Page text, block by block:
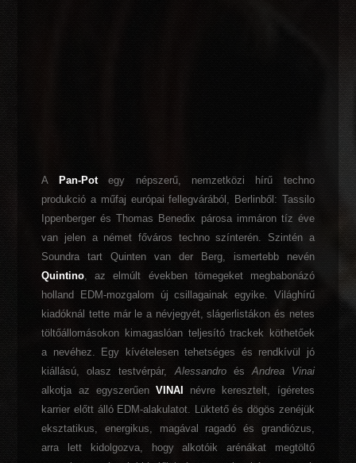
A Pan-Potegy népszerű, nemzetközi hírű techno
produkció a műfaj európai fellegvárából, Berlinből: Tassilo
Ippenberger és Thomas Benedix párosa immáron tíz éve
van jelen a német főváros techno színterén. Szintén a
Soundra tart Quinten van der Berg, ismertebb nevén
Quintino, az elmúlt években tömegeket megbabonázó
holland EDM-mozgalom új csillagainak egyike. Világhírű
kiadóknál tette már le a névjegyét, slágerlistákon és netes
töltőállomásokon kimagaslóan teljesító trackek köthetőek
a nevéhez. Egy kívételesen tehetséges és rendkívül jó
kiállású, olasz testvérpár,Alessandro és Andrea Vinai
alkotja az egyszerűen VINAI
névre keresztelt, ígéretes
karrier előtt álló EDM-alakulatot. Lüktető és dögös zenéjük
eksztatikus, energikus, magával ragadó és grandiózus,
arra lett kidolgozva, hogy alkotóik arénákat megtöltő